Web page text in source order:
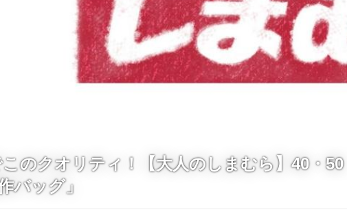
のクオリティ！【大人のしまむら】40・50
バッグ」